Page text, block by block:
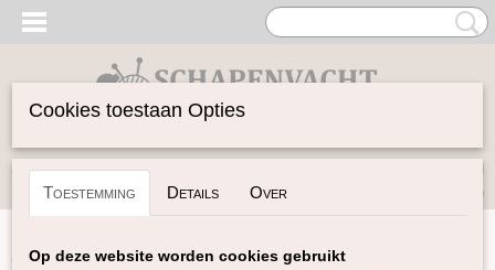
Inloggen Registreren
(0)
Home>Vilten
Cookies toestaan Opties
Toestemming Details Over
Op deze website worden cookies gebruikt